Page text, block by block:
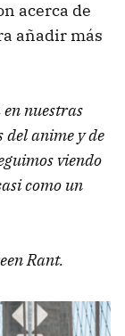
acerca de
añadir más
nuestras
del anime y de
viendo
como un
Rant.